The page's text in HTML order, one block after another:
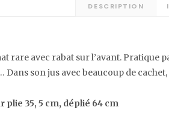
DESCRIPTION
rare avec rabat sur l’avant.
son jus avec beaucoup de
plie 35, 5 cm, déplié 64 cm